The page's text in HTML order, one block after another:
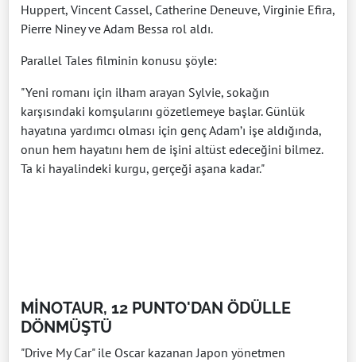
Huppert, Vincent Cassel, Catherine Deneuve, Virginie Efira,
Pierre Niney ve Adam Bessa rol aldı.
Parallel Tales filminin konusu şöyle:
"Yeni romanı için ilham arayan Sylvie, sokağın
karşısındaki komşularını gözetlemeye başlar. Günlük
hayatına yardımcı olması için genç Adam’ı işe aldığında,
onun hem hayatını hem de işini altüst edeceğini bilmez.
Ta ki hayalindeki kurgu, gerçeği aşana kadar."
MİNOTAUR, 12 PUNTO'DAN ÖDÜLLE
DÖNMÜŞTÜ
"Drive My Car" ile Oscar kazanan Japon yönetmen